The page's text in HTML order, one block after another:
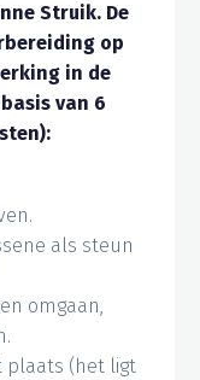
Struik. De
op
in de
van 6
als steun
omgaan,
plaats (het ligt